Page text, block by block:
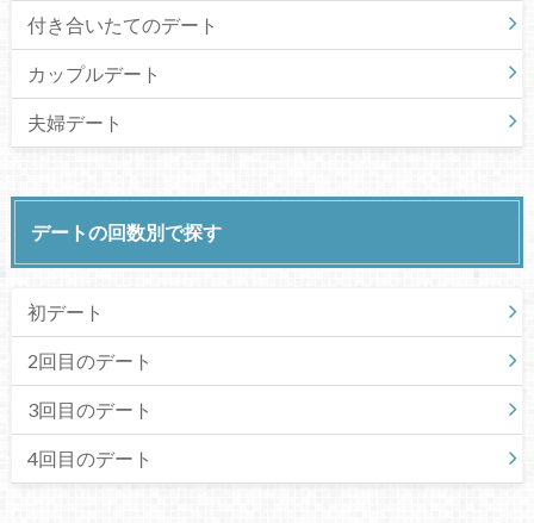
付き合いたてのデート
カップルデート
夫婦デート
デートの回数別で探す
初デート
2回目のデート
3回目のデート
4回目のデート